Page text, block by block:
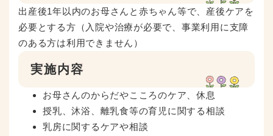
出産後1年以内のお母さんと赤ちゃん等で、産後ケアを
必要とする方（入院や治療が必要で、事業利用に支障
のある方は利用できません）
実施内容
お母さんのからだやこころのケア、休息
授乳、沐浴、離乳食等の育児に関する相談
乳房に関するケアや相談